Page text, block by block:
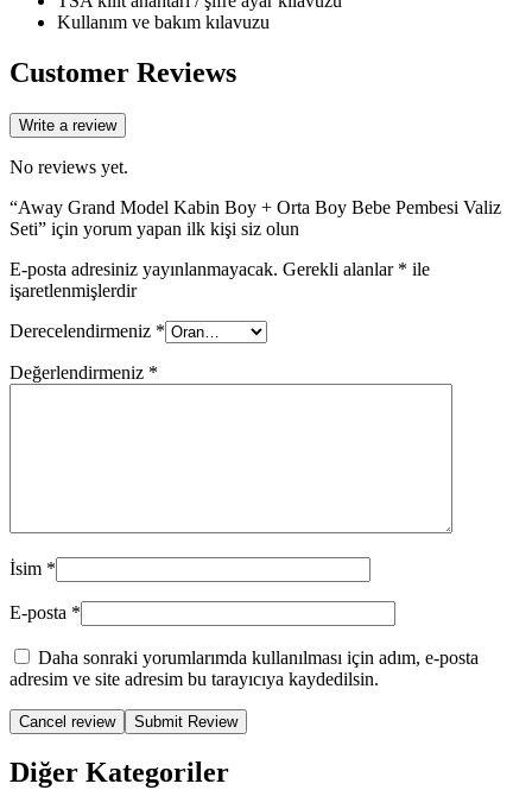
Kullanım ve bakım kılavuzu
Customer Reviews
Write a review
No reviews yet.
“Away Grand Model Kabin Boy + Orta Boy Bebe Pembesi Valiz
Seti” için yorum yapan ilk kişi siz olun
E-posta adresiniz yayınlanmayacak. Gerekli alanlar * ile
işaretlenmişlerdir
Derecelendirmeniz *
Değerlendirmeniz *
İsim *
E-posta *
Daha sonraki yorumlarımda kullanılması için adım, e-posta
adresim ve site adresim bu tarayıcıya kaydedilsin.
Cancel review
Diğer Kategoriler